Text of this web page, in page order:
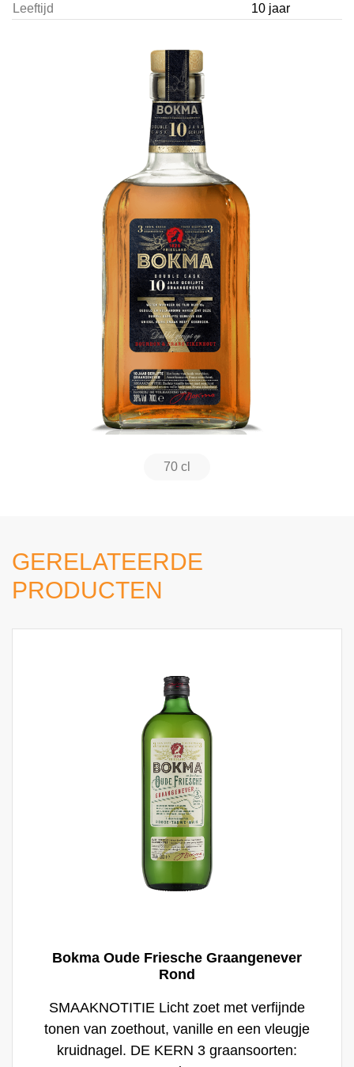
Leeftijd
10 jaar
70 cl
GERELATEERDE
PRODUCTEN
Bokma Oude Friesche Graangenever
Rond
SMAAKNOTITIE Licht zoet met verfijnde
tonen van zoethout, vanille en een vleugje
kruidnagel. DE KERN 3 graansoorten: